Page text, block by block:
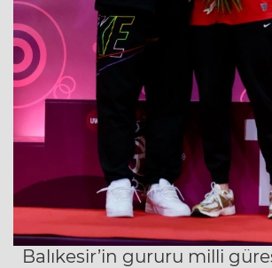
Balıkesir’in gururu milli